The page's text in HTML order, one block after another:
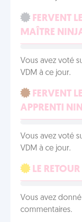
FERVENT
MAÎTRE
Vous avez voté
VDM à ce jour.
FERVENT
APPRENTI
Vous avez voté
VDM à ce jour.
LE
Vous avez
commentaires.